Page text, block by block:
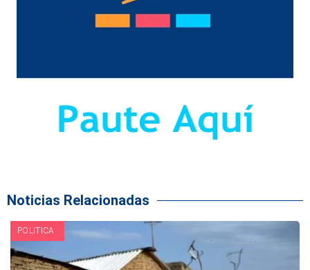
Noticias Relacionadas
POLITICA